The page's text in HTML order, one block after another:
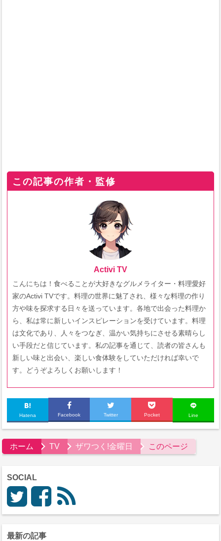
この記事の作者・監修
Activi TV
こんにちは！食べることが大好きなグルメライター・料理愛好
家のActivi TVです。料理の世界に魅了され、様々な料理の作り
方や味を探求する日々を送っています。各地で出会った料理か
ら、私は常に新しいインスピレーションを受けています。料理
は文化であり、人々をつなぎ、温かい気持ちにさせる素晴らし
い手段だと信じています。私の記事を通じて、読者の皆さんも
新しい味と出会い、楽しい食体験をしていただければ幸いで
す。どうぞよろしくお願いします！
Hatena Facebook Twitter Pocket Line
ホーム TV ザワつく!金曜日 このページ
SOCIAL
最新の記事